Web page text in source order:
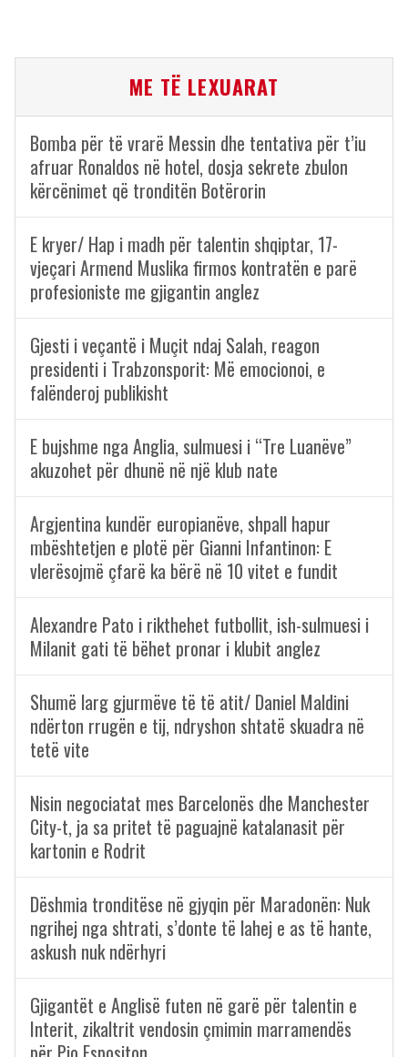
ME TË LEXUARAT
Bomba për të vrarë Messin dhe tentativa për t’iu
afruar Ronaldos në hotel, dosja sekrete zbulon
kërcënimet që tronditën Botërorin
E kryer/ Hap i madh për talentin shqiptar, 17-
vjeçari Armend Muslika firmos kontratën e parë
profesioniste me gjigantin anglez
Gjesti i veçantë i Muçit ndaj Salah, reagon
presidenti i Trabzonsporit: Më emocionoi, e
falënderoj publikisht
E bujshme nga Anglia, sulmuesi i “Tre Luanëve”
akuzohet për dhunë në një klub nate
Argjentina kundër europianëve, shpall hapur
mbështetjen e plotë për Gianni Infantinon: E
vlerësojmë çfarë ka bërë në 10 vitet e fundit
Alexandre Pato i rikthehet futbollit, ish-sulmuesi i
Milanit gati të bëhet pronar i klubit anglez
Shumë larg gjurmëve të të atit/ Daniel Maldini
ndërton rrugën e tij, ndryshon shtatë skuadra në
tetë vite
Nisin negociatat mes Barcelonës dhe Manchester
City-t, ja sa pritet të paguajnë katalanasit për
kartonin e Rodrit
Dëshmia tronditëse në gjyqin për Maradonën: Nuk
ngrihej nga shtrati, s’donte të lahej e as të hante,
askush nuk ndërhyri
Gjigantët e Anglisë futen në garë për talentin e
Interit, zikaltrit vendosin çmimin marramendës